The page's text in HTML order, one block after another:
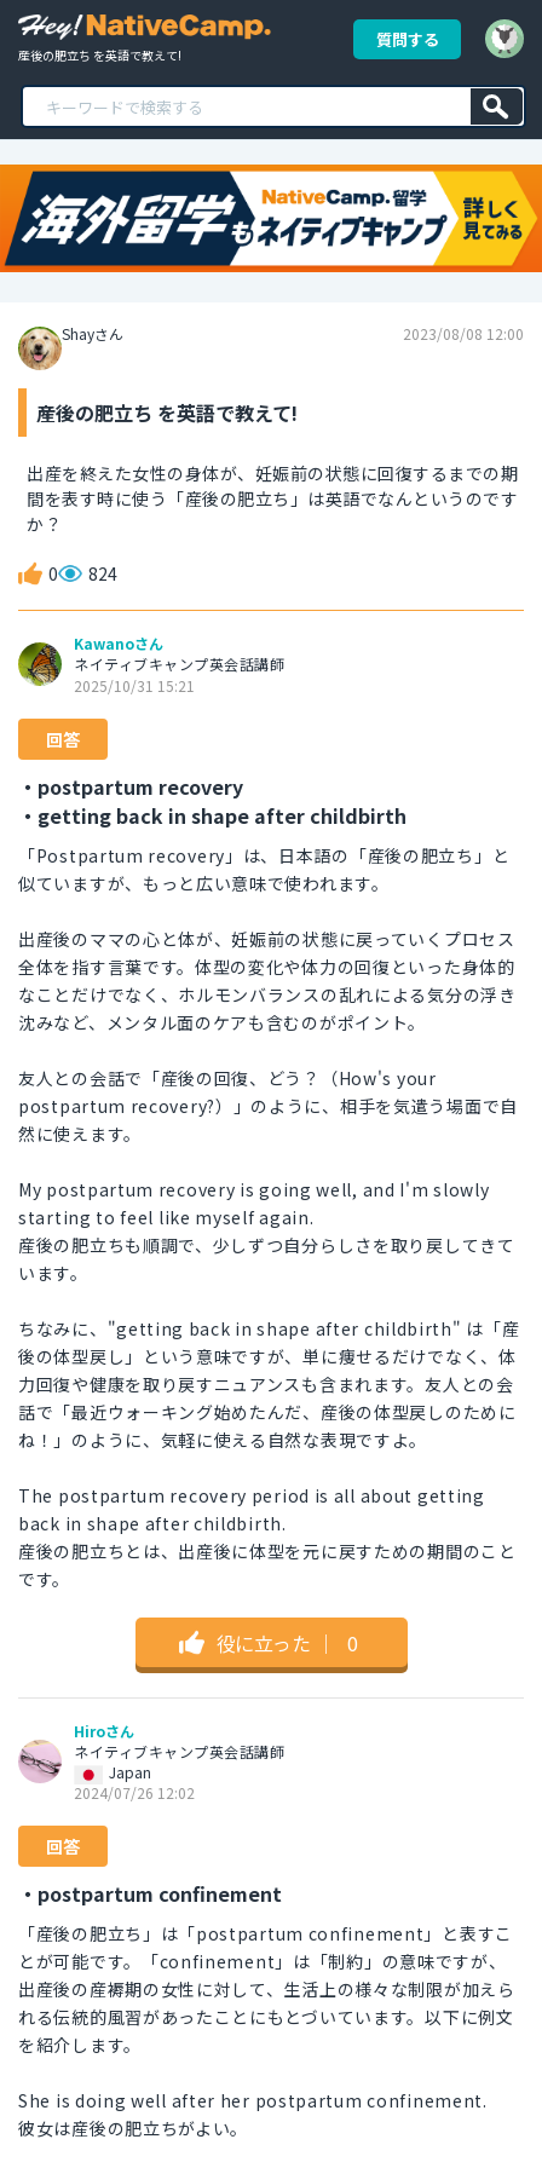
産後の肥立ち を英語で教えて!
質問する
Shayさん 2023/08/08 12:00
産後の肥立ち を英語で教えて!
出産を終えた女性の身体が、妊娠前の状態に回復するまでの期
間を表す時に使う「産後の肥立ち」は英語でなんというのです
か？
0 824
Kawanoさん
ネイティブキャンプ英会話講師
2025/10/31 15:21
回答
・postpartum recovery
・getting back in shape after childbirth
「Postpartum recovery」は、日本語の「産後の肥立ち」と
似ていますが、もっと広い意味で使われます。
出産後のママの心と体が、妊娠前の状態に戻っていくプロセス
全体を指す言葉です。体型の変化や体力の回復といった身体的
なことだけでなく、ホルモンバランスの乱れによる気分の浮き
沈みなど、メンタル面のケアも含むのがポイント。
友人との会話で「産後の回復、どう？（How's your
postpartum recovery?）」のように、相手を気遣う場面で自
然に使えます。
My postpartum recovery is going well, and I'm slowly
starting to feel like myself again.
産後の肥立ちも順調で、少しずつ自分らしさを取り戻してきて
います。
ちなみに、"getting back in shape after childbirth" は「産
後の体型戻し」という意味ですが、単に痩せるだけでなく、体
力回復や健康を取り戻すニュアンスも含まれます。友人との会
話で「最近ウォーキング始めたんだ、産後の体型戻しのために
ね！」のように、気軽に使える自然な表現ですよ。
The postpartum recovery period is all about getting
back in shape after childbirth.
産後の肥立ちとは、出産後に体型を元に戻すための期間のこと
です。
役に立った ｜ 0
Hiroさん
ネイティブキャンプ英会話講師
Japan
2024/07/26 12:02
回答
・postpartum confinement
「産後の肥立ち」は「postpartum confinement」と表すこ
とが可能です。「confinement」は「制約」の意味ですが、
出産後の産褥期の女性に対して、生活上の様々な制限が加えら
れる伝統的風習があったことにもとづいています。以下に例文
を紹介します。
She is doing well after her postpartum confinement.
彼女は産後の肥立ちがよい。